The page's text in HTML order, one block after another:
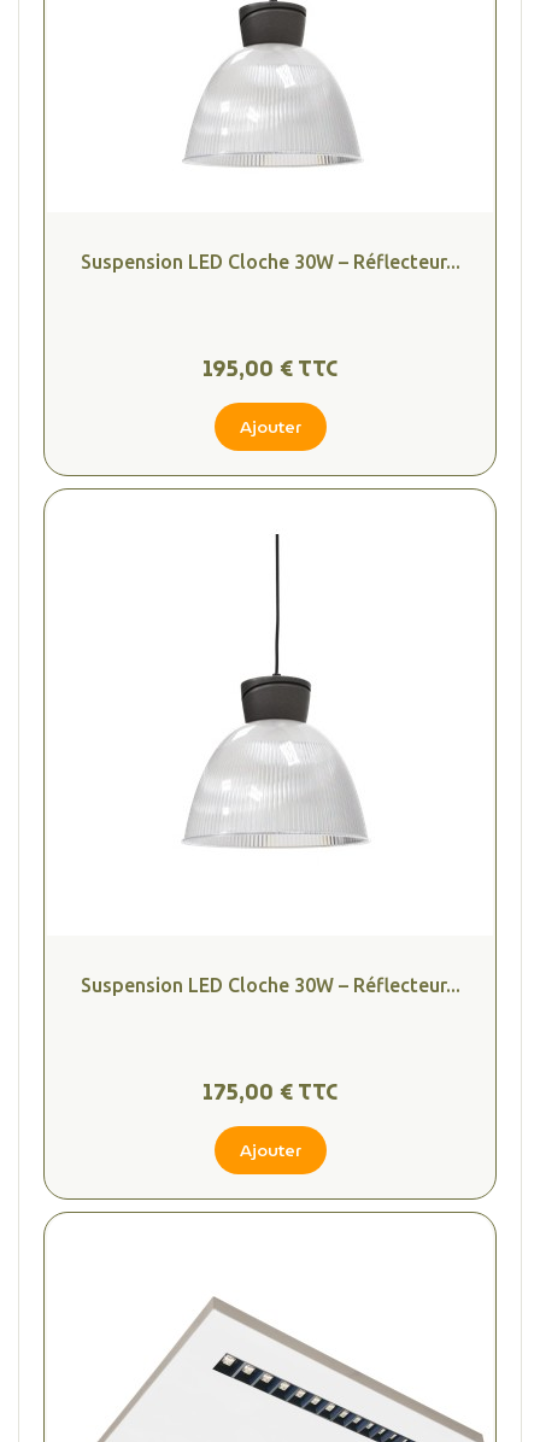
Suspension LED Cloche 30W – Réflecteur...
195,00 € TTC
Ajouter
Suspension LED Cloche 30W – Réflecteur...
175,00 € TTC
Ajouter